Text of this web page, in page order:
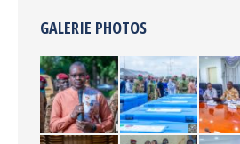
GALERIE PHOTOS